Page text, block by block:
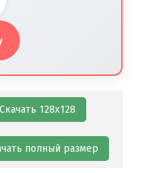
Скачать 128х128
полный размер